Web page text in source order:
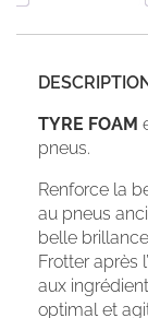
TYRE FOAM
pneus.
Renforce la
au pneus
belle
Frotter après
aux
optimal et